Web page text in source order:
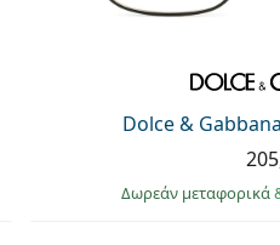
Dolce &
Δωρεάν μεταφορικά